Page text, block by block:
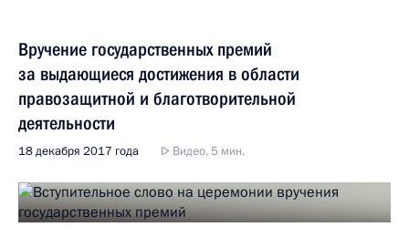
Вручение государственных премий
за выдающиеся достижения в области
правозащитной и благотворительной
деятельности
18 декабря 2017 года Видео, 5 мин.